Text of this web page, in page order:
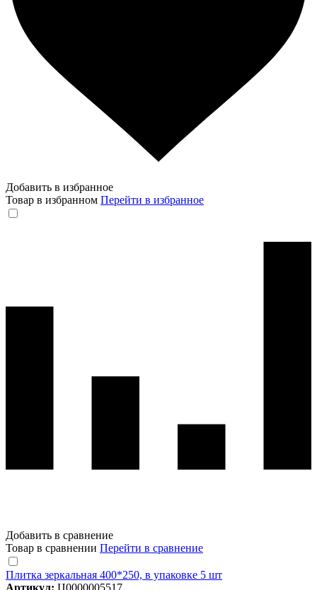
Добавить в избранное
Товар в избранном Перейти в избранное
Добавить в сравнение
Товар в сравнении Перейти в сравнение
Плитка зеркальная 400*250, в упаковке 5 шт
Артикул: Ц0000005517